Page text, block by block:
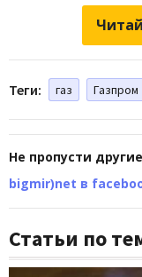
Теги: газ Газпром
Не пропусти
bigmir)net в
Статьи по